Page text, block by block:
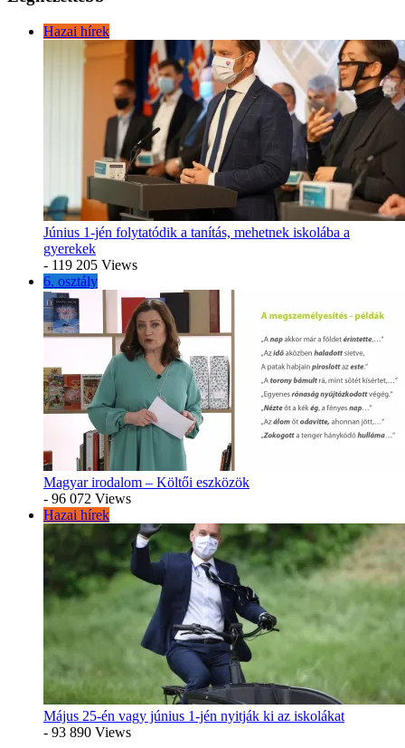
Hazai hírek
Június 1-jén folytatódik a tanítás, mehetnek iskolába a
gyerekek
- 119 205 Views
6. osztály
Magyar irodalom – Költői eszközök
- 96 072 Views
Hazai hírek
Május 25-én vagy június 1-jén nyitják ki az iskolákat
- 93 890 Views